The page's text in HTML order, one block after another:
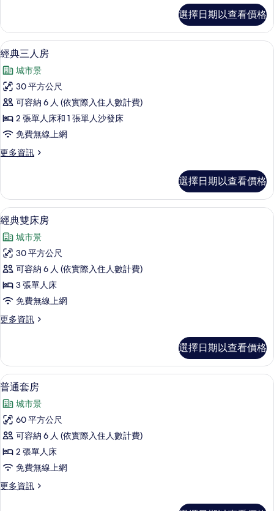
相
片
客
房
的
情
選擇日期以查看價格
顯
示
經
典
三
人
房
的
有
相
片
經典三人房 | 客房內保險箱、書桌、
12
經典三人房
城市景
30 平方公尺
可容納 6 人 (依實際入住人數計費)
2 張單人床和 1 張單人沙發床
免費無線上網
更多資訊
更
三
人
房
詳
情
選擇日期以查看價格
顯
示
經
典
雙
床
房
的
有
相
片
客房內保險箱、書桌、遮光布/窗簾、
9
經典雙床房
城市景
30 平方公尺
可容納 6 人 (依實際入住人數計費)
3 張單人床
免費無線上網
更多資訊
更
雙
床
房
的
詳
情
選擇日期以查看價格
顯
示
普
通
套
房
的
所
普通套房 | 客房內保險箱、書桌、遮
8
普通套房
城市景
60 平方公尺
可容納 6 人 (依實際入住人數計費)
2 張單人床
免費無線上網
更多資訊
更